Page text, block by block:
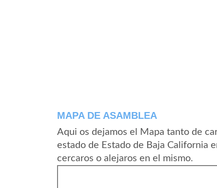
MAPA DE ASAMBLEA
Aqui os dejamos el Mapa tanto de
estado de Estado de Baja California
cercaros o alejaros en el mismo.